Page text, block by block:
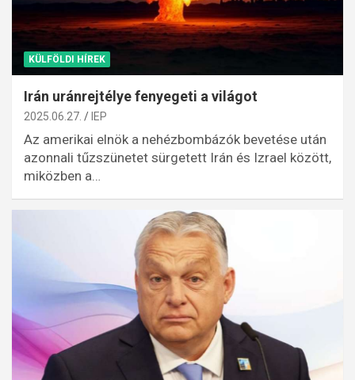
KÜLFÖLDI HÍREK
Irán uránrejtélye fenyegeti a világot
2025.06.27. IEP
Az amerikai elnök a nehézbombázók bevetése után
azonnali tűzszünetet sürgetett Irán és Izrael között,
miközben a…